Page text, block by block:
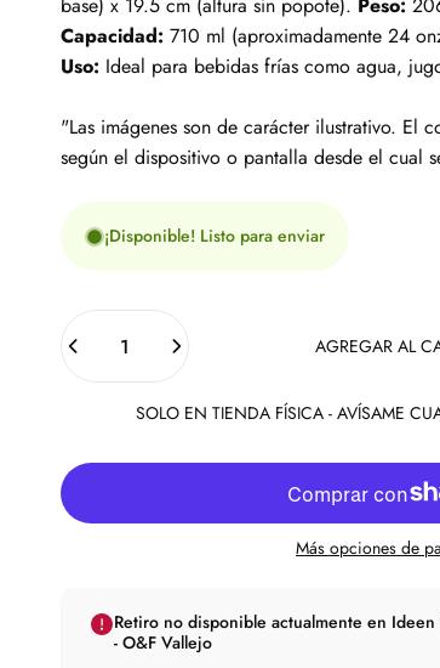
Capacidad: 710 ml (aproximadamente 24
Uso: Ideal para bebidas frías como agua,
"Las imágenes son de carácter ilustrativo. El
según el dispositivo o pantalla desde el cual
¡Disponible! Listo para enviar
Cantidad
AGREGAR AL
SOLO EN TIENDA FÍSICA - AVÍSAME
Más opciones de
Retiro no disponible actualmente en Ideen
- O&F Vallejo